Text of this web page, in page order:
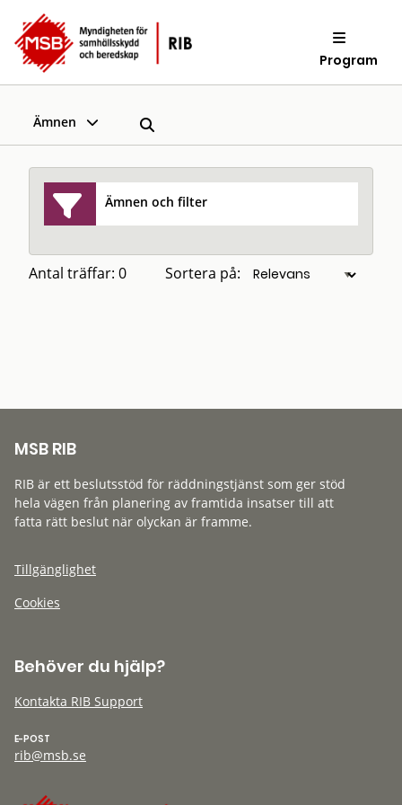
Program
Ämnen
Ämnen och filter
Antal träffar: 0 Sortera på:
MSB RIB
RIB är ett beslutsstöd för räddningstjänst som ger stöd
hela vägen från planering av framtida insatser till att
fatta rätt beslut när olyckan är framme.
Tillgänglighet
Cookies
Behöver du hjälp?
Kontakta RIB Support
E-POST
rib@msb.se